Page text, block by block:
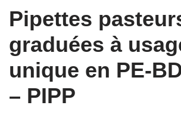
Pipettes
graduées à
unique en PE-
– PIPP